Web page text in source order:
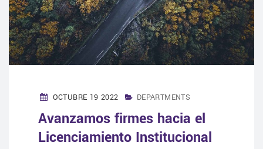
OCTUBRE 19 2022 DEPARTMENTS
Avanzamos firmes hacia el
Licenciamiento Institucional